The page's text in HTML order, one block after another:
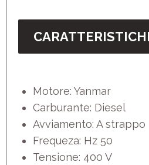
Motore: Yanmar
Carburante: Diesel
Avviamento: A strappo
Frequeza: Hz 50
Tensione: 400 V